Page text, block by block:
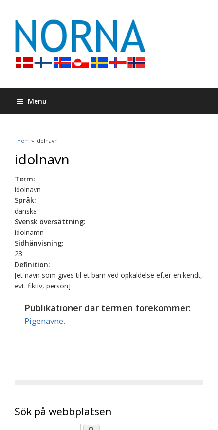
Menu
Du är här
Hem » idolnavn
idolnavn
Term:
idolnavn
Språk:
danska
Svensk översättning:
idolnamn
Sidhänvisning:
23
Definition:
[et navn som gives til et barn ved opkaldelse efter en kendt,
evt. fiktiv, person]
Publikationer där termen förekommer:
Pigenavne.
Sök på webbplatsen